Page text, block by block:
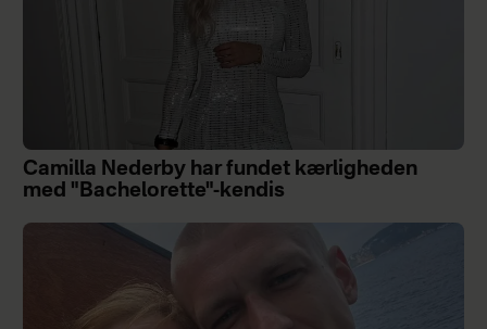
Camilla Nederby har fundet kærligheden
med "Bachelorette"-kendis